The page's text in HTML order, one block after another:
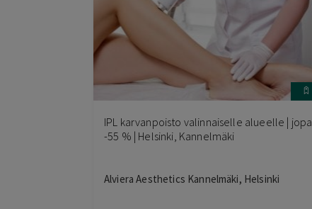
IPL karvanpoisto valinnaiselle alueelle | jopa
-55 % | Helsinki, Kannelmäki
Alviera Aesthetics Kannelmäki, Helsinki